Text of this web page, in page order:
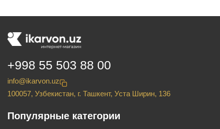
+998 55 503 88 00
info@ikarvon.uz
100057, Узбекистан, г. Ташкент, Уста Ширин, 136
Популярные категории